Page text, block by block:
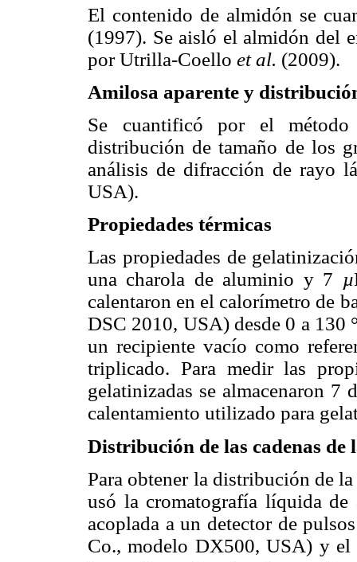
El contenido de almidón se
(1997). Se aisló el almidón del
por Utrilla-Coello et al. (2009).
Amilosa aparente y
Se cuantificó por el
distribución de tamaño de los
análisis de difracción de rayo
USA).
Propiedades térmicas
Las propiedades de
una charola de aluminio y 7 µ
calentaron en el calorímetro de
DSC 2010, USA) desde 0 a 130
un recipiente vacío como
triplicado. Para medir las
gelatinizadas se almacenaron 7
calentamiento utilizado para
Distribución de las cadenas de
Para obtener la distribución de
usó la cromatografía líquida
acoplada a un detector de
Co., modelo DX500, USA) y